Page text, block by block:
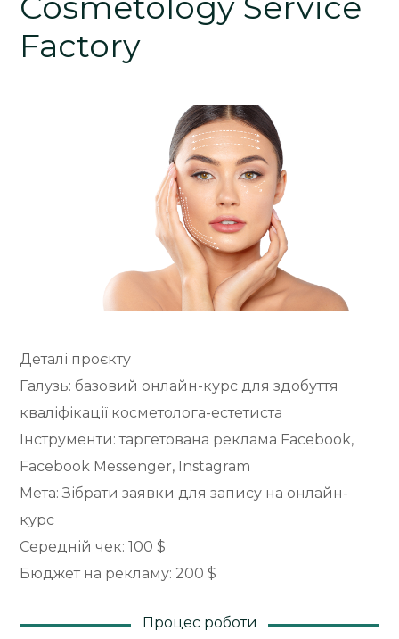
Factory
Деталі проєкту
Галузь: базовий онлайн-курс для здобуття
кваліфікації косметолога-естетиста
Інструменти: таргетована реклама Facebook,
Facebook Messenger, Instagram
Мета: Зібрати заявки для запису на онлайн-
курс
Середній чек: 100 $
Бюджет на рекламу: 200 $
Процес роботи